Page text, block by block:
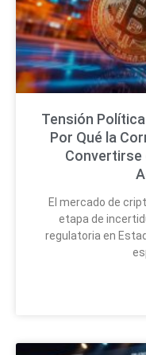
Tensión
Por Qué la
Convertirse
El mercado de
etapa de
regulatoria en